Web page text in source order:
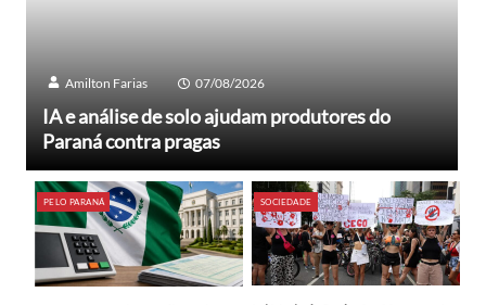
Amilton Farias 07/08/2026
IA e análise de solo ajudam produtores do
Paraná contra pragas
PELO PARANÁ SOCIEDADE